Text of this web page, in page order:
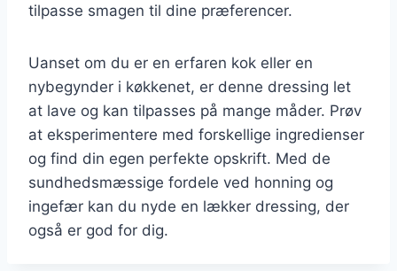
tilpasse smagen til dine præferencer.
Uanset om du er en erfaren kok eller en
nybegynder i køkkenet, er denne dressing let
at lave og kan tilpasses på mange måder. Prøv
at eksperimentere med forskellige ingredienser
og find din egen perfekte opskrift. Med de
sundhedsmæssige fordele ved honning og
ingefær kan du nyde en lækker dressing, der
også er god for dig.